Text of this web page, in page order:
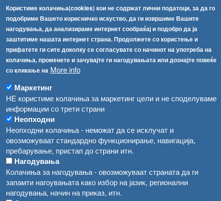
Користиме колачиња(cookies) кои не содржат лични податоци, за да го
подобриме Вашето корисничко искуство, да ги извршиме Вашите
нагодувања, да анализираме интернет сообраќај и подобро да ја
заштитиме нашата интернет страна. Продолжете со користење и
прифатете ги сите доколку се согласувате со начинот на употреба на
колачиња, променете и зачувајте ги нагодувањата или дознајте повеќе
со кликање на More info
Маркетинг
НЕ користиме колачиња за маркетинг цели и не споделуваме
информации со трети страни
Неопходни
Неопходни колачиња - неможат да се исклучат и
овозможуваат стандардно функционирање, навигација,
пребарување, пристап до страни итн.
Нагодувања
Колачиња за нагодувања - овозможуваат страната да ги
запамти нагоувањата како избор на јазик, регионални
нагодувања, начин на приказ, итн.
[АХВ-претходна страна]
Соопштенија
Република Бугарија ги засили официјалните контроли при увоз на свежо овошје и зеленчук
Високите температури ризик од труење со храна, опасни се и за животните
Водата во Гостивар може да се користи како техничка, продолжува испораката на флаширана вода
Во Гостивар спроведени 70 вонредни контроли
Забраната за водата во Гостивар останува на сила, операторите да користат само технички безбедна вода
Навигација
Архива
Регистри
Обрасци
Огласи